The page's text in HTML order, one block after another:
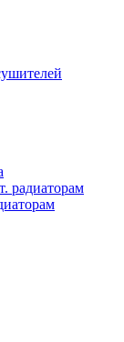
радиаторам